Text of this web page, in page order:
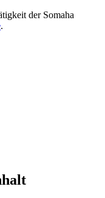
der Somaha
.